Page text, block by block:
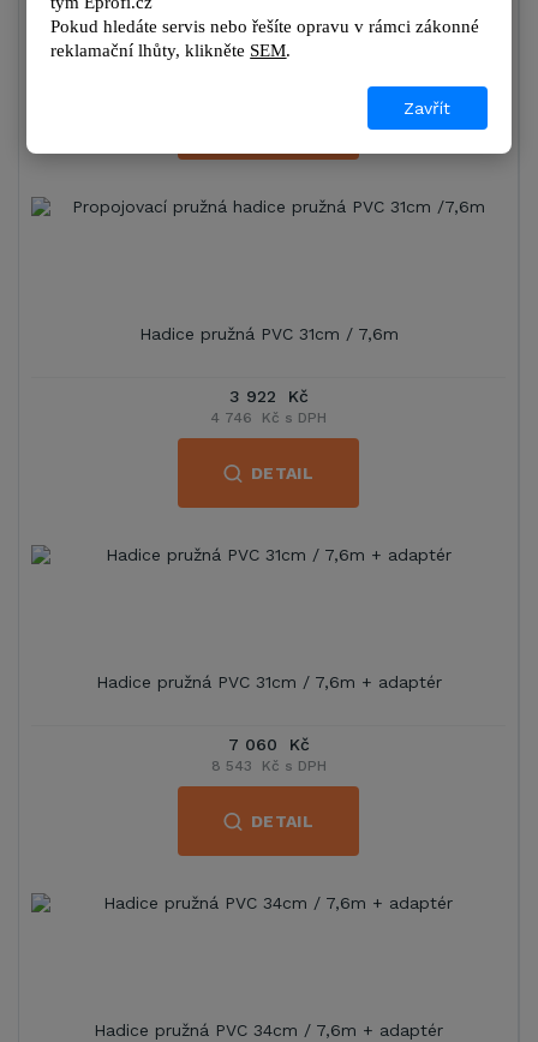
5 148 Kč
Hadice pružná PVC 31cm / 7,6m
3 922 Kč
4 746 Kč s DPH
DETAIL
Hadice pružná PVC 31cm / 7,6m + adaptér
7 060 Kč
8 543 Kč s DPH
DETAIL
Hadice pružná PVC 34cm / 7,6m + adaptér
Pokud hledáte servis nebo řešíte opravu v rámci zákonné
reklamační lhůty, klikněte SEM.
Zavřít